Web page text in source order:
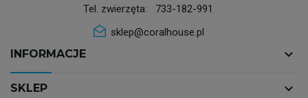
Tel. zwierzęta: 733-182-991
sklep@coralhouse.pl
INFORMACJE keyboard_arrow_down
SKLEP keyboard_arrow_down